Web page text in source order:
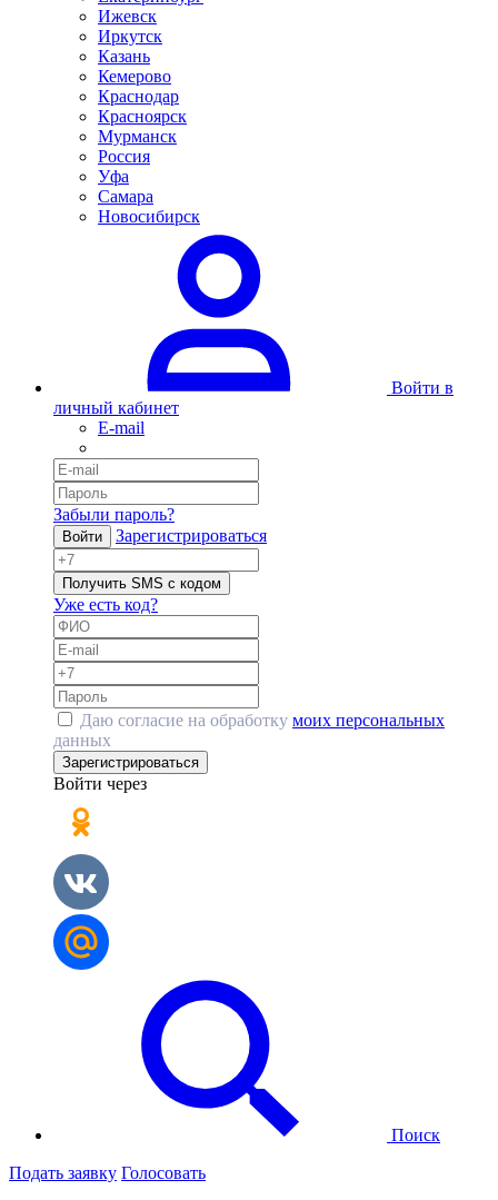
Ижевск
Иркутск
Казань
Кемерово
Краснодар
Красноярск
Мурманск
Россия
Уфа
Самара
Новосибирск
Войти в
личный кабинет
E-mail
Забыли пароль?
Войти Зарегистрироваться
Получить SMS с кодом
Уже есть код?
Даю согласие на обработку моих персональных
данных
Зарегистрироваться
Войти через
Поиск
Подать заявку Голосовать